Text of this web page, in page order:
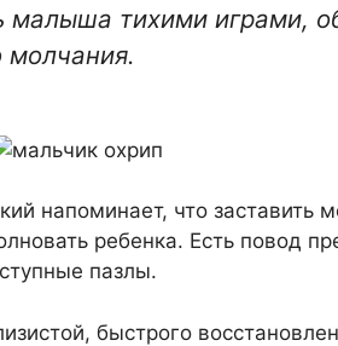
малыша тихими играми,
молчания.
напоминает, что заставить
ребенка. Есть повод
пазлы.
быстрого